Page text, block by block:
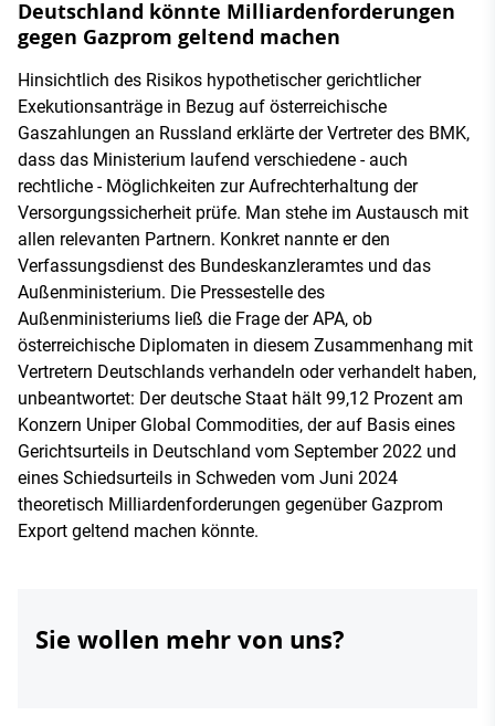
Deutschland könnte Milliardenforderungen
gegen Gazprom geltend machen
Hinsichtlich des Risikos hypothetischer gerichtlicher
Exekutionsanträge in Bezug auf österreichische
Gaszahlungen an Russland erklärte der Vertreter des BMK,
dass das Ministerium laufend verschiedene - auch
rechtliche - Möglichkeiten zur Aufrechterhaltung der
Versorgungssicherheit prüfe. Man stehe im Austausch mit
allen relevanten Partnern. Konkret nannte er den
Verfassungsdienst des Bundeskanzleramtes und das
Außenministerium. Die Pressestelle des
Außenministeriums ließ die Frage der APA, ob
österreichische Diplomaten in diesem Zusammenhang mit
Vertretern Deutschlands verhandeln oder verhandelt haben,
unbeantwortet: Der deutsche Staat hält 99,12 Prozent am
Konzern Uniper Global Commodities, der auf Basis eines
Gerichtsurteils in Deutschland vom September 2022 und
eines Schiedsurteils in Schweden vom Juni 2024
theoretisch Milliardenforderungen gegenüber Gazprom
Export geltend machen könnte.
Sie wollen mehr von uns?